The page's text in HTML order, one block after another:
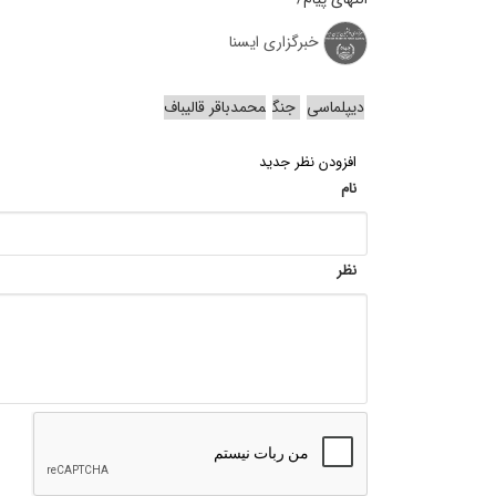
خبرگزاری ایسنا
دیپلماسی جنگ محمدباقر قالیباف
افزودن نظر جدید
نام
نظر